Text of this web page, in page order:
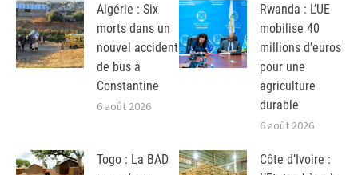
Algérie : Six
morts dans un
nouvel accident
de bus à
Constantine
6 août 2026
Rwanda : L’UE
mobilise 40
millions d’euros
pour une
agriculture
durable
6 août 2026
Togo : La BAD
Côte d’Ivoire :